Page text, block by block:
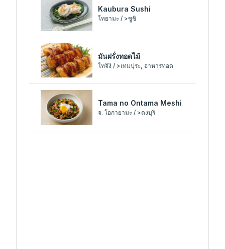
Kaubura Sushi
โทยามะ / >ซูชิ
มันฝรั่งทอดไม้
โทจิงิ / >เทมปุระ, อาหารทอด
Tama no Ontama Meshi
จ. โอกายามะ / >ดงบุริ